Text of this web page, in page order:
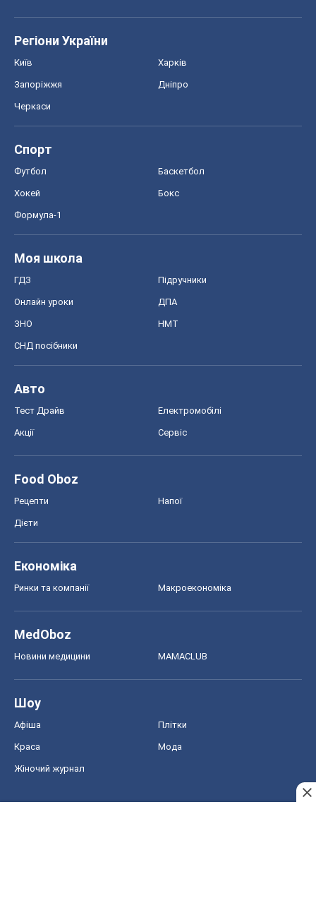
Регіони України
Київ Харків
Запоріжжя Дніпро
Черкаси
Спорт
Футбол Баскетбол
Хокей Бокс
Формула-1
Моя школа
ГДЗ Підручники
Онлайн уроки ДПА
ЗНО НМТ
СНД посібники
Авто
Тест Драйв Електромобілі
Акції Сервіс
Food Oboz
Рецепти Напої
Дієти
Економіка
Ринки та компанії Макроекономіка
MedOboz
Новини медицини MAMACLUB
Шоу
Афіша Плітки
Краса Мода
Жіночий журнал